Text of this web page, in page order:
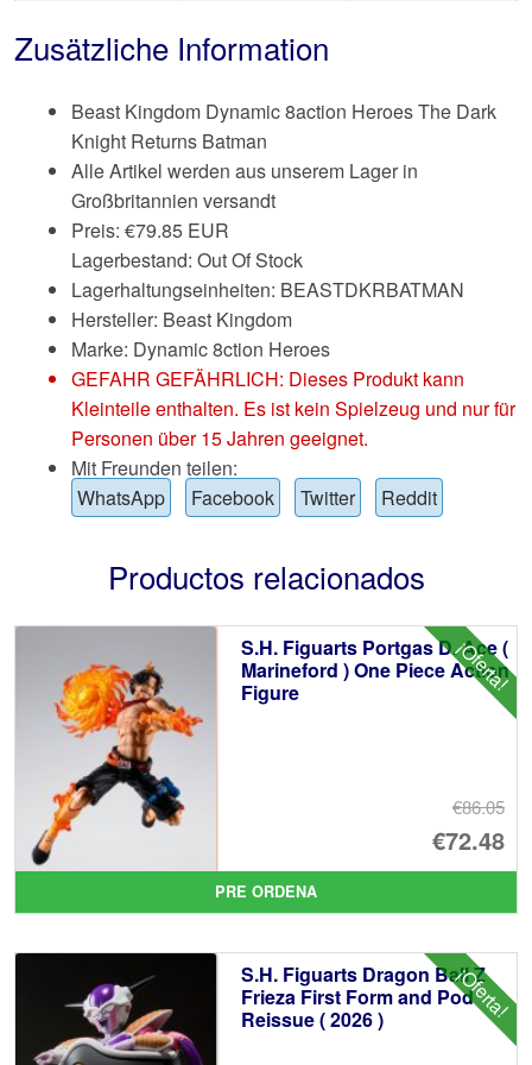
Zusätzliche Information
Beast Kingdom Dynamic 8action Heroes The Dark
Knight Returns Batman
Alle Artikel werden aus unserem Lager in
Großbritannien versandt
Preis: €79.85 EUR
Lagerbestand: Out Of Stock
Lagerhaltungseinheiten: BEASTDKRBATMAN
Hersteller: Beast Kingdom
Marke: Dynamic 8ction Heroes
GEFAHR GEFÄHRLICH: Dieses Produkt kann
Kleinteile enthalten. Es ist kein Spielzeug und nur für
Personen über 15 Jahren geeignet.
Mit Freunden teilen:
WhatsApp
Facebook Twitter Reddit
Productos relacionados
¡Oferta!
S.H. Figuarts Portgas D. Ace (
Marineford ) One Piece Action
Figure
€86.05
El
€72.48
El
PRE ORDENA
¡Oferta!
S.H. Figuarts Dragon Ball Z
Frieza First Form and Pod
Reissue ( 2026 )